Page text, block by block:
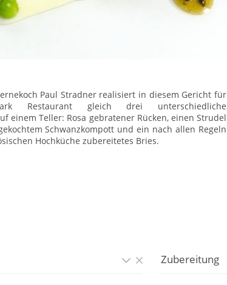
Paul Stradner realisiert in diesem Gericht für
Restaurant gleich drei unterschiedliche
einem Teller: Rosa gebratener Rücken, einen Strudel
Schwanzkompott und ein nach allen Regeln
Hochküche zubereitetes Bries.
Zubereitung